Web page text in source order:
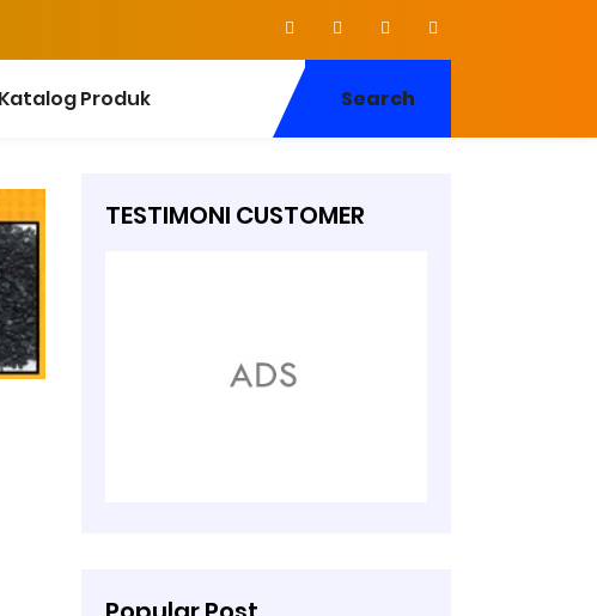
Katalog Produk Search
TESTIMONI CUSTOMER